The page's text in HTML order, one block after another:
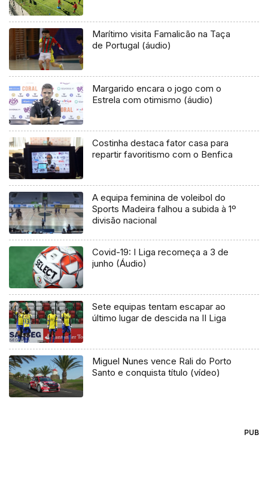
Marítimo visita Famalicão na Taça
de Portugal (áudio)
Margarido encara o jogo com o
Estrela com otimismo (áudio)
Costinha destaca fator casa para
repartir favoritismo com o Benfica
A equipa feminina de voleibol do
Sports Madeira falhou a subida à 1º
divisão nacional
Covid-19: I Liga recomeça a 3 de
junho (Áudio)
Sete equipas tentam escapar ao
último lugar de descida na II Liga
Miguel Nunes vence Rali do Porto
Santo e conquista título (vídeo)
PUB